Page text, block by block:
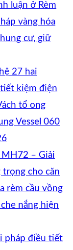
luận ở Rèm
vàng hóa
cư, giữ
27 hai
tiết kiệm điện
tổ ong
Vessel 060
MH72 – Giải
trọng cho căn
rèm cầu vồng
nắng hiện
pháp điều tiết